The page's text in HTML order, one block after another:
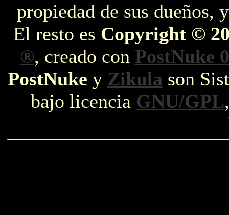
propiedad de sus dueños,
El resto es Copyright ©
®, creado con PostNuke
PostNuke y Zikula son
bajo licencia GNU/GPL